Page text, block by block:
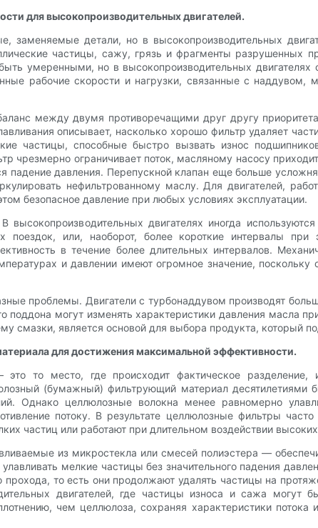
для высокопроизводительных двигателей.
заменяемые детали, но в высокопроизводительных
частицы, сажу, грязь и фрагменты разрушенных
умеренными, но в высокопроизводительных
рабочие скорости и нагрузки, связанные с наддувом,
между двумя противоречащими друг другу
описывает, насколько хорошо фильтр удаляет
частицы, способные быстро вызвать износ
чрезмерно ограничивает поток, масляному насосу
падение давления. Перепускной клапан еще больше
нефильтрованному маслу. Для двигателей,
безопасное давление при любых условиях эксплуатации.
двигателях иногда
поездок, или, наоборот, более короткие интервалы
в течение более длительных интервалов.
и давлении имеют огромное значение, поскольку
проблемы. Двигатели с турбонаддувом производят
поддона могут изменять характеристики давления масла
смазки, является основой для выбора продукта, который
для достижения максимальной эффективности.
то место, где происходит фактическое
(бумажный) фильтрующий материал
Однако целлюлозные волокна менее равномерно
потоку. В результате целлюлозные фильтры
частиц или работают при длительном воздействии
из микростекла или смесей полиэстера —
мелкие частицы без значительного падения
то есть они продолжают удалять частицы на
двигателей, где частицы износа и сажа могут
чем целлюлоза, сохраняя характеристики